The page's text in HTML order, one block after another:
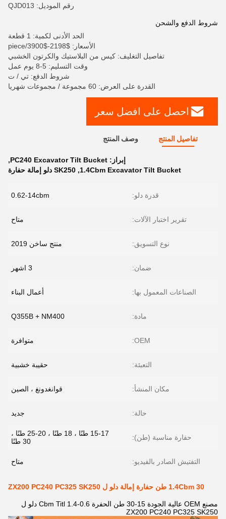
رقم الموديل: QJD013
شروط الدفع والشحن
الحد الأدنى لكمية: 1 قطعة
الأسعار: $2198-$3900/piece
تفاصيل التغليف: كيس من البلاستيك والكرتون الخشبي
وقت التسليم: 5-8 يوم عمل
شروط الدفع: تي / ت
القدرة على العرض: 60 مجموعة / مجموعات شهريا
احصل على افضل سعر
تفاصيل المنتج وصف المنتج
إبراز: PC240 Excavator Tilt Bucket
,
1.4Cbm Excavator Tilt Bucket
, SK250 دلو إمالة حفارة
قدرة دلو: 0.62-14cbm
تقرير اختبار الآلات: متاح
نوع التسويق: منتج ساخن 2019
ضمان: 3 اشهر
الصناعات المعمول بها: أعمال البناء
مادة: Q355B + NM400
OEM: متوافرة
التعبئة: حقيبة خشبية
مكان المنشأ: قوانغدونغ ، الصين
حالة: جديد
حفارة مناسبة (طن):
15-17 طنًا ، 18 طنًا ، 20-25 طنًا ،
30 طنًا
التفتيش الصادر بالفيديو: متاح
1.4Cbm 30 طن حفارة إمالة دلو ل ZX200 PC240 PC325 SK250
مصنع OEM عالية الجودة 15-30 طن الحفرة 0.6-1.4 Cbm Titl دلو ل
ZX200 PC240 PC325 SK250